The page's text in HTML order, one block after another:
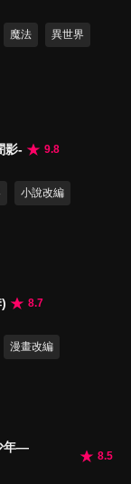
魔法 異世界
影-
9.8
小說改編
8.7
漫畫改編
年—
8.5